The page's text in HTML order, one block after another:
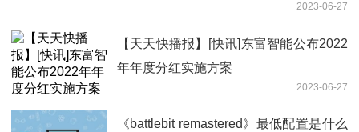
2023-06-27
【天天快播报】[快讯]东富智能公布2022
年年度分红实施方案
2023-06-27
《battlebit remastered》最低配置是什么